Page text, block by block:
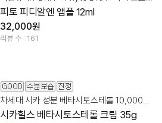
피토 피디알엔 앰플 12ml
32,000원
리뷰 수 : 161
차세대 시카 성분 베타시토스테롤 10,000ppm + 판테놀
시카힐스 베타시토스테롤 크림 35g